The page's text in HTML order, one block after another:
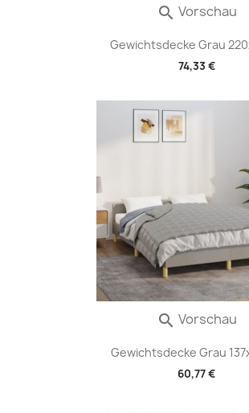
Gewichtsdecke Grau
74,33 €
 Vorschau
Gewichtsdecke Grau
60,77 €
 Vorschau